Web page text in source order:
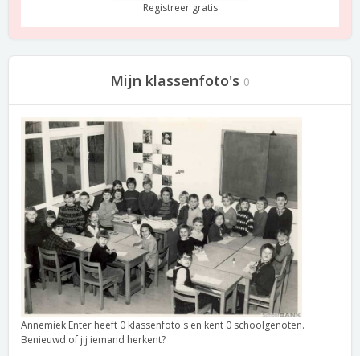
Registreer gratis
Mijn klassenfoto's 0
Annemiek Enter heeft 0 klassenfoto's en kent 0 schoolgenoten.
Benieuwd of jij iemand herkent?